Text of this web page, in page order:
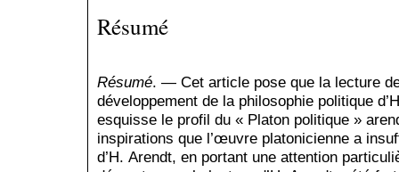
Résumé
Résumé. — Cet article pose que la lecture
développement de la philosophie politique
esquisse le profil du « Platon politique »
inspirations que l’œuvre platoni­cienne a
d’H. Arendt, en portant une attention